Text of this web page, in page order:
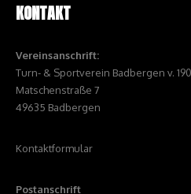
KONTAKT
Vereinsanschrift:
Turn- & Sportverein Badbergen v.
Matschenstraße 7
49635 Badbergen
Kontaktformular
Postanschrift